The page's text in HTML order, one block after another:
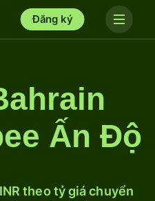
Đăng ký
Ấn Độ
theo tỷ giá chuyển